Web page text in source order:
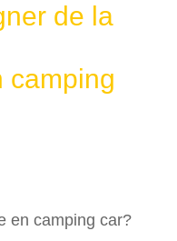
de la
camping
en camping car?